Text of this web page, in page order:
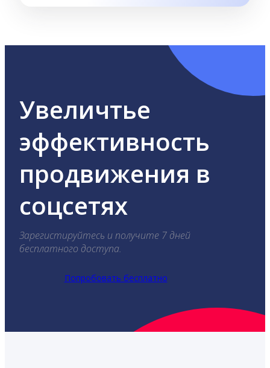
Увеличтье
эффективность
продвижения в
соцсетях
Зарегистируйтесь и получите 7 дней
бесплатного доступа.
Попробовать бесплатно